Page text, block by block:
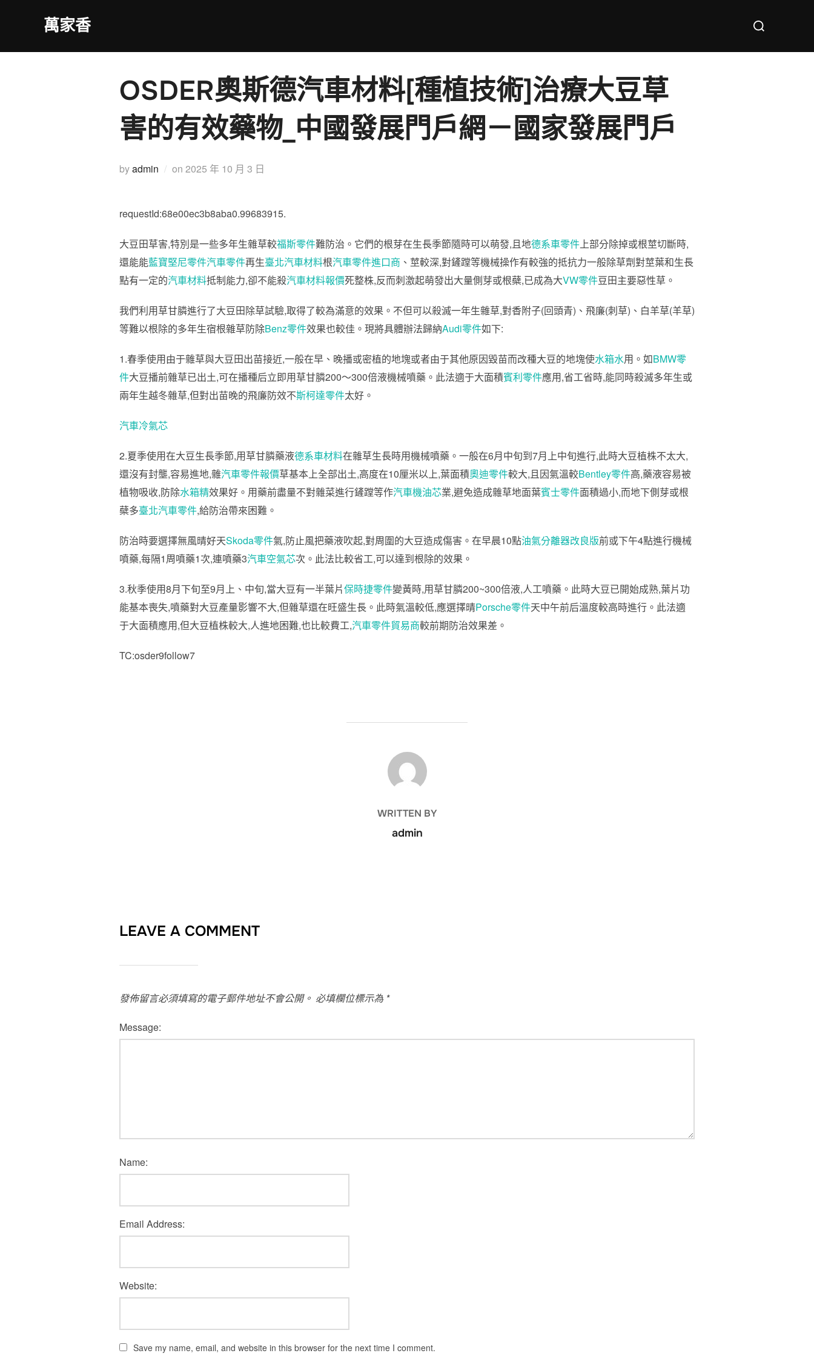
萬家香
Search
for:
OSDER奧斯德汽車材料[種植技術]治療大豆草
害的有效藥物_中國發展門戶網－國家發展門戶
byadmin on Posted
2025 年 10 月 3 日
requestId:68e00ec3b8aba0.99683915.
大豆田草害,特別是一些多年生雜草較福斯零件難防治。它們的根芽在生長季節隨時可以萌發,且地德系車零件上部分除掉或根莖切斷時,
還能能藍寶堅尼零件汽車零件再生臺北汽車材料根汽車零件進口商 、莖較深,對鏟蹚等機械操作有較強的抵抗力一般除草劑對莖葉和生長
點有一定的汽車材料抵制能力,卻不能殺汽車材料報價死整株,反而刺激起萌發出大量側芽或根蘗,已成為大VW零件豆田主要惡性草。
我們利用草甘膦進行了大豆田除草試驗,取得了較為滿意的效果。不但可以殺滅一年生雜草,對香附子(回頭青)、飛廉(刺草)、白羊草(羊草)
等難以根除的多年生宿根雜草防除Benz零件效果也較佳。現將具體辦法歸納Audi零件如下:
1.春季使用由于雜草與大豆田出苗接近,一般在早、晚播或密植的地塊或者由于其他原因毀苗而改種大豆的地塊使水箱水用。如BMW零
件大豆播前雜草已出土,可在播種后立即用草甘膦200～300倍液機械噴藥。此法適于大面積賓利零件應用,省工省時,能同時殺滅多年生或
兩年生越冬雜草,但對出苗晚的飛廉防效不斯柯達零件太好。
汽車冷氣芯
2.夏季使用在大豆生長季節,用草甘膦藥液德系車材料在雜草生長時用機械噴藥。一般在6月中旬到7月上中旬進行,此時大豆植株不太大,
還沒有封壟,容易進地,雜汽車零件報價草基本上全部出土,高度在10厘米以上,葉面積奧迪零件較大,且因氣溫較Bentley零件高,藥液容易被
植物吸收,防除水箱精效果好。用藥前盡量不對雜菜進行鏟蹚等作汽車機油芯業,避免造成雜草地面葉賓士零件面積過小,而地下側芽或根
蘗多臺北汽車零件,給防治帶來困難。
防治時要選擇無風晴好天Skoda零件氣,防止風把藥液吹起,對周圍的大豆造成傷害。在早晨10點油氣分離器改良版前或下午4點進行機械
噴藥,每隔1周噴藥1次,連噴藥3汽車空氣芯次。此法比較省工,可以達到根除的效果。
3.秋季使用8月下旬至9月上、中旬,當大豆有一半葉片保時捷零件變黃時,用草甘膦200~300倍液,人工噴藥。此時大豆已開始成熟,葉片功
能基本喪失,噴藥對大豆產量影響不大,但雜草還在旺盛生長。此時氣溫較低,應選擇晴Porsche零件天中午前后溫度較高時進行。此法適
于大面積應用,但大豆植株較大,人進地困難,也比較費工,汽車零件貿易商較前期防治效果差。
TC:osder9follow7
POST AUTHOR
WRITTEN BY
admin
LEAVE A COMMENT
發佈留言必須填寫的電子郵件地址不會公開。 必填欄位標示為 *
Message:
Name:
Email Address:
Website:
Save my name, email, and website in this browser for the next time I comment.